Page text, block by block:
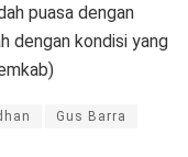
puasa dengan
dengan kondisi yang
Gus Barra